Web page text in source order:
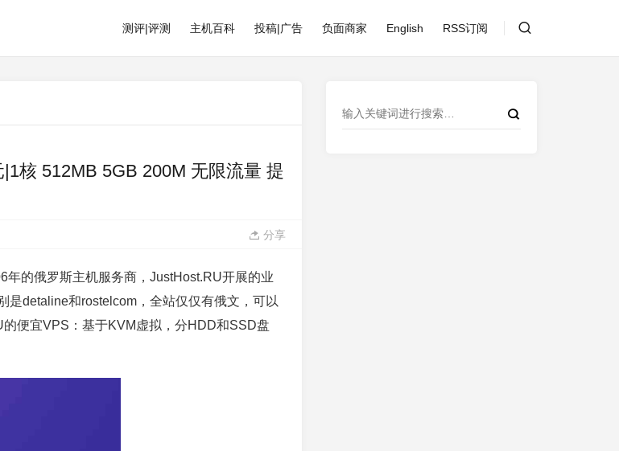
测评|评测 主机百科 投稿|广告 负面商家 English RSS订阅
核 512MB 5GB 200M 无限流量 提
分享
的俄罗斯主机服务商，JustHost.RU开展的业
是detaline和rostelcom，全站仅仅有俄文，可以
便宜VPS：基于KVM虚拟，分HDD和SSD盘